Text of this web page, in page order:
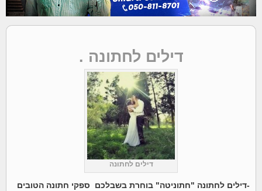
דילים לחתונה .
דילים לחתונה
-דילים לחתונה "חתוניטה" בוחרת בשבלכם ספקי חתונה הטובים